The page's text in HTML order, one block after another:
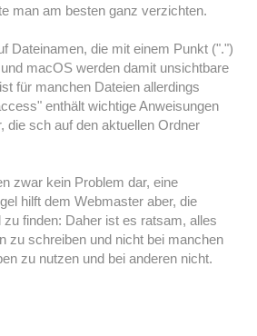
man am besten ganz verzichten.
Dateinamen, die mit einem Punkt (".")
macOS werden damit unsichtbare
für manchen Dateien allerdings
enthält wichtige Anweisungen
die sch auf den aktuellen Ordner
zwar kein Problem dar, eine
hilft dem Webmaster aber, die
finden: Daher ist es ratsam, alles
zu schreiben und nicht bei manchen
zu nutzen und bei anderen nicht.